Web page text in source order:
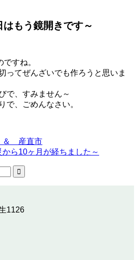
もう鏡開きです～
すね。
ってぜんざいでも作ろうと思いま
で、すみません～
で、ごめんなさい。
＆ 産直市
ら10ヶ月が経ちました～
1126